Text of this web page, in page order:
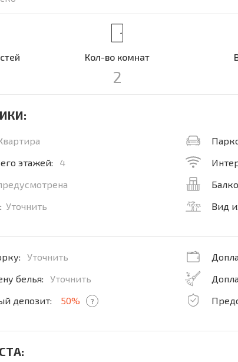
Кол-во комнат
2
этажей:
4
Уточнить
Вид
Уточнить
белья:
Уточнить
депозит:
50% ?